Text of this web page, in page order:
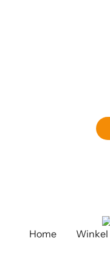
Home Winkel